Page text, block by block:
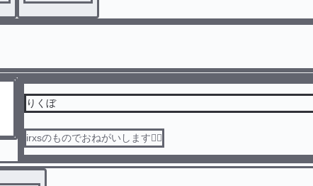
りくぼ
irxsのものでおねがいします🙇‍♀️